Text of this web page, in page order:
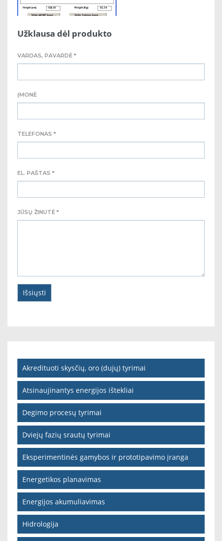
Užklausa dėl produkto
VARDAS, PAVARDĖ *
ĮMONĖ
TELEFONAS *
EL. PAŠTAS *
JŪSŲ ŽINUTĖ *
Akredituoti skysčių, oro (dujų) tyrimai
Atsinaujinantys energijos ištekliai
Degimo procesų tyrimai
Dviejų fazių srautų tyrimai
Eksperimentinės gamybos ir prototipavimo įranga
Energetikos planavimas
Energijos akumuliavimas
Hidrologija